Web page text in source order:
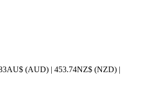
(AUD) | 453.74NZ$ (NZD) |